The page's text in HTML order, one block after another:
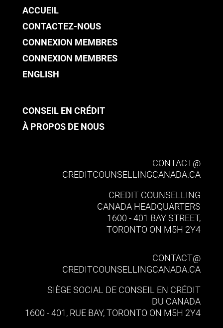
ACCUEIL
CONTACTEZ-NOUS
CONNEXION MEMBRES
CONNEXION MEMBRES
ENGLISH
CONSEIL EN CRÉDIT
À PROPOS DE NOUS
CONTACT@​
CREDITCOUNSELLINGCANADA.CA
CREDIT COUNSELLING
CANADA HEADQUARTERS
1600 - 401 BAY STREET,
TORONTO ON M5H 2Y4
CONTACT@​
CREDITCOUNSELLINGCANADA.CA
SIÈGE SOCIAL DE CONSEIL EN CRÉDIT
DU CANADA
1600 - 401, RUE BAY, TORONTO ON M5H 2Y4